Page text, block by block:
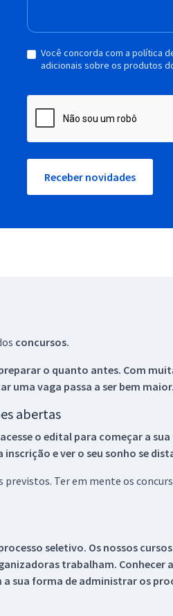
Você concorda com a política
adicionais sobre os produtos
Receber novidades
concursos.
o quanto antes. Com
uma vaga passa a ser bem maior.
abertas
o edital para começar a
e ver o seu sonho se
Ter em mente os
seletivo. Os nossos
trabalham. Conhecer
sua forma de administrar os